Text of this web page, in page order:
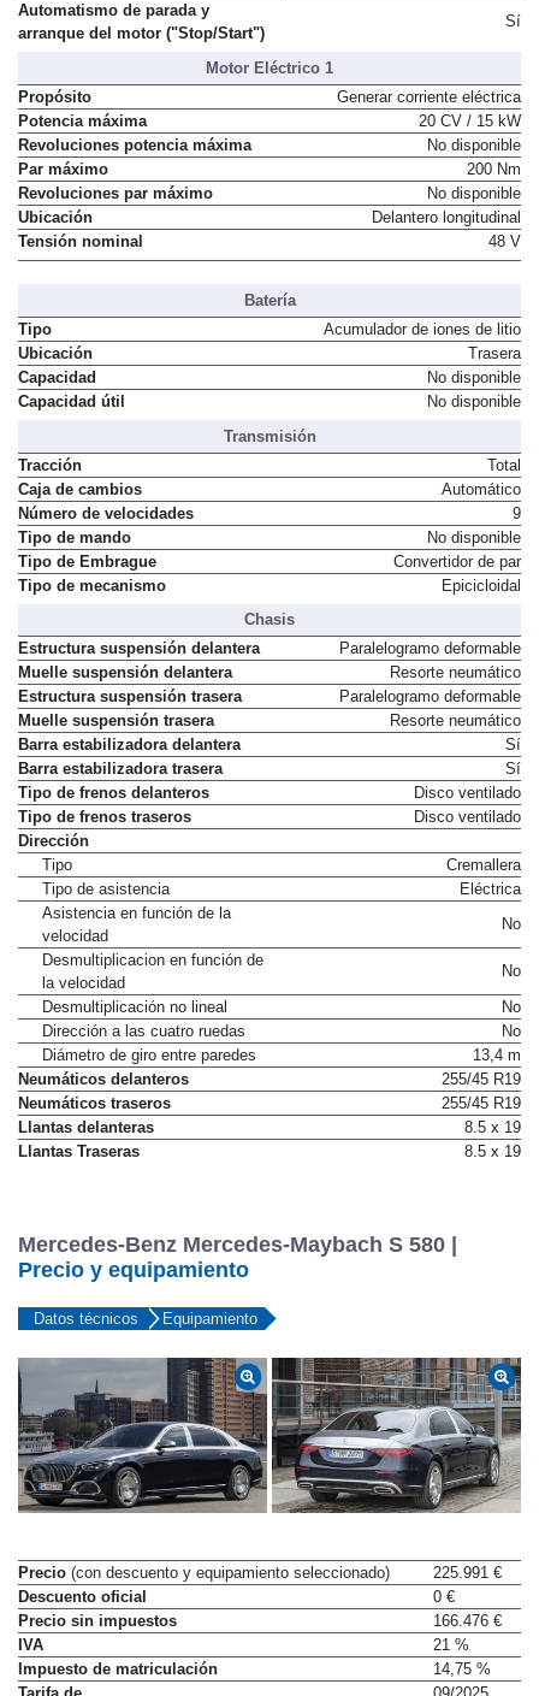
Automatismo de parada y
arranque del motor ("Stop/Start")
Sí
Motor Eléctrico 1
Propósito
Generar corriente eléctrica
Potencia máxima
20 CV / 15 kW
Revoluciones potencia máxima
No disponible
Par máximo
200 Nm
Revoluciones par máximo
No disponible
Ubicación
Delantero longitudinal
Tensión nominal
48 V
Batería
Tipo
Acumulador de iones de litio
Ubicación
Trasera
Capacidad
No disponible
Capacidad útil
No disponible
Transmisión
Tracción
Total
Caja de cambios
Automático
Número de velocidades
9
Tipo de mando
No disponible
Tipo de Embrague
Convertidor de par
Tipo de mecanismo
Epicicloidal
Chasis
Estructura suspensión delantera
Paralelogramo deformable
Muelle suspensión delantera
Resorte neumático
Estructura suspensión trasera
Paralelogramo deformable
Muelle suspensión trasera
Resorte neumático
Barra estabilizadora delantera
Sí
Barra estabilizadora trasera
Sí
Tipo de frenos delanteros
Disco ventilado
Tipo de frenos traseros
Disco ventilado
Dirección
Tipo
Cremallera
Tipo de asistencia
Eléctrica
Asistencia en función de la
velocidad
No
Desmultiplicacion en función de
la velocidad
No
Desmultiplicación no lineal
No
Dirección a las cuatro ruedas
No
Diámetro de giro entre paredes
13,4 m
Neumáticos delanteros
255/45 R19
Neumáticos traseros
255/45 R19
Llantas delanteras
8.5 x 19
Llantas Traseras
8.5 x 19
Mercedes-Benz Mercedes-Maybach S 580 |
Precio y equipamiento
Datos técnicos Equipamiento
Precio (con descuento y equipamiento seleccionado)
225.991 €
Descuento oficial
0 €
Precio sin impuestos
166.476 €
IVA
21 %
Impuesto de matriculación
14,75 %